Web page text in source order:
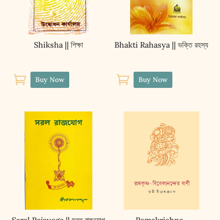
Shiksha || শিক্ষা
 Buy Now
Bhakti Rahasya || ভক্তি রহস্য
 Buy Now